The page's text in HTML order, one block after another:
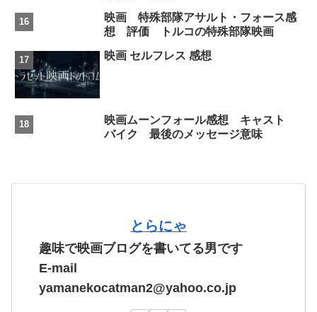
映画 特殊部隊アサルト・フォース感
想 評価 トルコの特殊部隊映画
映画 セルフレス 感想
映画ムーンフォール感想 キャスト
バイク 最後のメッセージ意味
とらにゃ
趣味で映画ブログを書いてる男です
E-mail
yamanekocatman2@yahoo.co.jp